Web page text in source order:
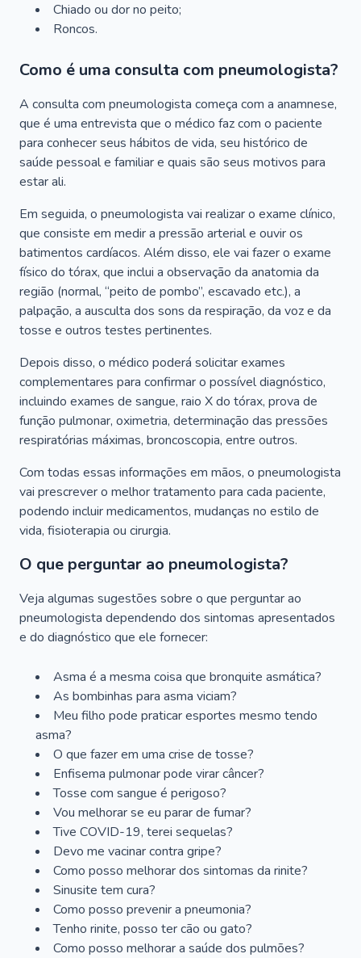
Chiado ou dor no peito;
Roncos.
Como é uma consulta com pneumologista?
A consulta com pneumologista começa com a anamnese,
que é uma entrevista que o médico faz com o paciente
para conhecer seus hábitos de vida, seu histórico de
saúde pessoal e familiar e quais são seus motivos para
estar ali.
Em seguida, o pneumologista vai realizar o exame clínico,
que consiste em medir a pressão arterial e ouvir os
batimentos cardíacos. Além disso, ele vai fazer o exame
físico do tórax, que inclui a observação da anatomia da
região (normal, “peito de pombo”, escavado etc.), a
palpação, a ausculta dos sons da respiração, da voz e da
tosse e outros testes pertinentes.
Depois disso, o médico poderá solicitar exames
complementares para confirmar o possível diagnóstico,
incluindo exames de sangue, raio X do tórax, prova de
função pulmonar, oximetria, determinação das pressões
respiratórias máximas, broncoscopia, entre outros.
Com todas essas informações em mãos, o pneumologista
vai prescrever o melhor tratamento para cada paciente,
podendo incluir medicamentos, mudanças no estilo de
vida, fisioterapia ou cirurgia.
O que perguntar ao pneumologista?
Veja algumas sugestões sobre o que perguntar ao
pneumologista dependendo dos sintomas apresentados
e do diagnóstico que ele fornecer:
Asma é a mesma coisa que bronquite asmática?
As bombinhas para asma viciam?
Meu filho pode praticar esportes mesmo tendo
asma?
O que fazer em uma crise de tosse?
Enfisema pulmonar pode virar câncer?
Tosse com sangue é perigoso?
Vou melhorar se eu parar de fumar?
Tive COVID-19, terei sequelas?
Devo me vacinar contra gripe?
Como posso melhorar dos sintomas da rinite?
Sinusite tem cura?
Como posso prevenir a pneumonia?
Tenho rinite, posso ter cão ou gato?
Como posso melhorar a saúde dos pulmões?